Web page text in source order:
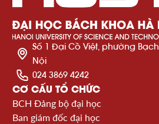
Số 1 Đại Cồ Việt, phường
Nội
024 3869 4242
CƠ CẤU TỔ CHỨC
BCH Đảng bộ đại học
Ban giám đốc đại học